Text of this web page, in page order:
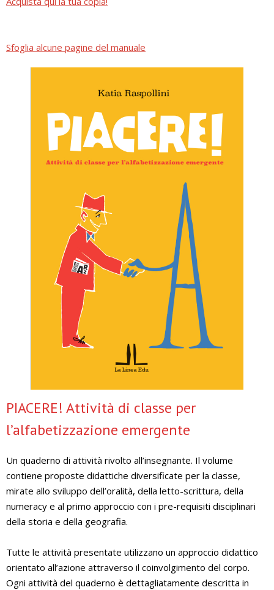
Sfoglia alcune pagine del manuale
PIACERE! Attività di classe per
l’alfabetizzazione emergente
Un quaderno di attività rivolto all’insegnante. Il volume
contiene proposte didattiche diversificate per la classe,
mirate allo sviluppo dell’oralità, della letto-scrittura, della
numeracy e al primo approccio con i pre-requisiti disciplinari
della storia e della geografia.
Tutte le attività presentate utilizzano un approccio didattico
orientato all’azione attraverso il coinvolgimento del corpo.
Ogni attività del quaderno è dettagliatamente descritta in